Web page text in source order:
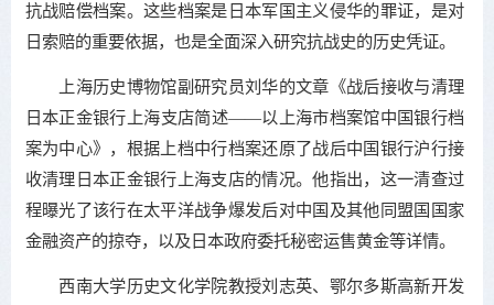
抗战赔偿档案。这些档案是日本军国主义侵华的罪证，是对
日索赔的重要依据，也是全面深入研究抗战史的历史凭证。
上海历史博物馆副研究员刘华的文章《战后接收与清理
日本正金银行上海支店简述——以上海市档案馆中国银行档
案为中心》，根据上档中行档案还原了战后中国银行沪行接
收清理日本正金银行上海支店的情况。他指出，这一清查过
程曝光了该行在太平洋战争爆发后对中国及其他同盟国国家
金融资产的掠夺，以及日本政府委托秘密运售黄金等详情。
西南大学历史文化学院教授刘志英、鄂尔多斯高新开发